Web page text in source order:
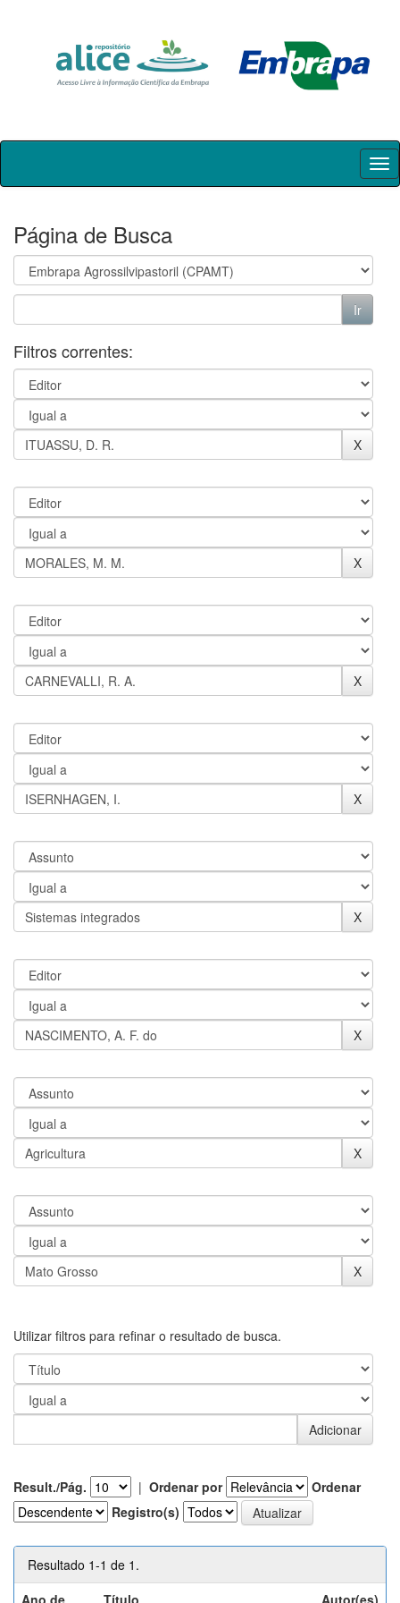
Skip
Página de Busca
Filtros correntes:
Utilizar filtros para refinar o resultado de busca.
Result./Pág. | Ordenar por
Ordenar
Registro(s)
Resultado 1-1 de 1.
Ano de
Título Autor(es)